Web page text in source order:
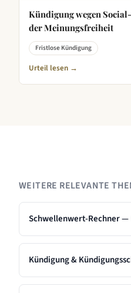
Kündigung wegen
der Meinungsfreiheit
Fristlose Kündigung
Urteil lesen →
WEITERE RELEVANTE
Schwellenwert-Rechner —
Kündigung &